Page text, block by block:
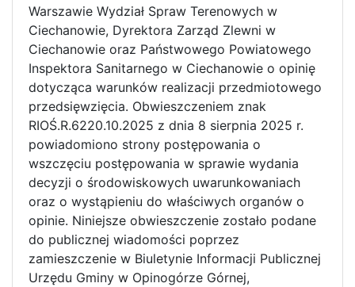
Warszawie Wydział Spraw Terenowych w
Ciechanowie, Dyrektora Zarząd Zlewni w
Ciechanowie oraz Państwowego Powiatowego
Inspektora Sanitarnego w Ciechanowie o opinię
dotycząca warunków realizacji przedmiotowego
przedsięwzięcia. Obwieszczeniem znak
RIOŚ.R.6220.10.2025 z dnia 8 sierpnia 2025 r.
powiadomiono strony postępowania o
wszczęciu postępowania w sprawie wydania
decyzji o środowiskowych uwarunkowaniach
oraz o wystąpieniu do właściwych organów o
opinie. Niniejsze obwieszczenie zostało podane
do publicznej wiadomości poprzez
zamieszczenie w Biuletynie Informacji Publicznej
Urzędu Gminy w Opinogórze Górnej,